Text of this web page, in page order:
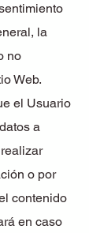
la
no
Web.
el Usuario
a
o por
contenido
en caso